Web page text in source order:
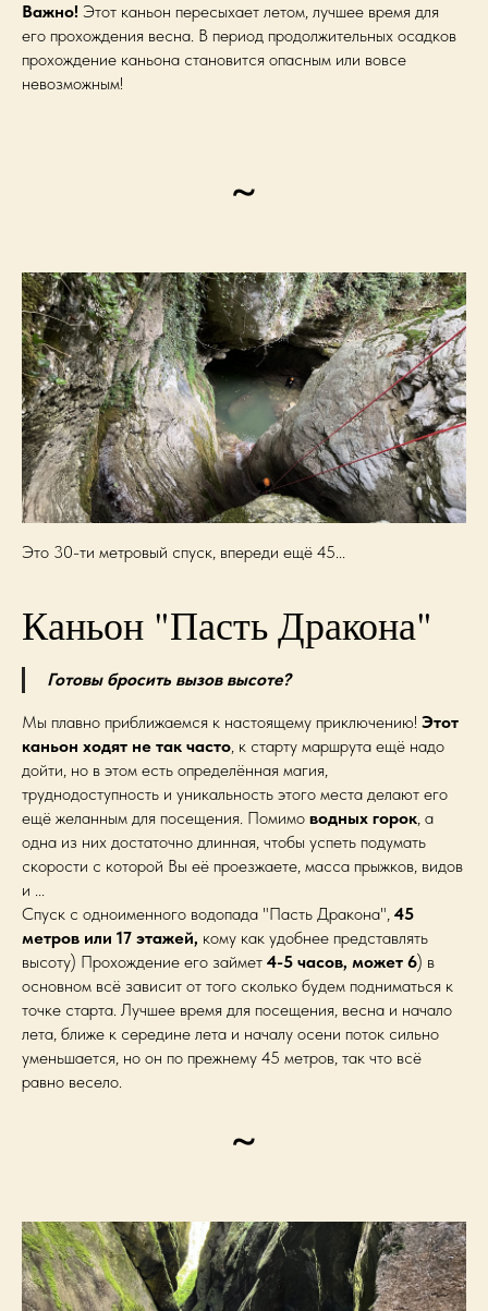
Важно! Этот каньон пересыхает летом, лучшее время для
его прохождения весна. В период продолжительных осадков
прохождение каньона становится опасным или вовсе
невозможным!
~
Это 30-ти метровый спуск, впереди ещё 45...
Каньон "Пасть Дракона"
Готовы бросить вызов высоте?
Мы плавно приближаемся к настоящему приключению! Этот
каньон ходят не так часто , к старту маршрута ещё надо
дойти, но в этом есть определённая магия,
труднодоступность и уникальность этого места делают его
ещё желанным для посещения. Помимо водных горок , а
одна из них достаточно длинная, чтобы успеть подумать
скорости с которой Вы её проезжаете, масса прыжков, видов
и ...
Спуск с одноименного водопада "Пасть Дракона", 45
метров или 17 этажей, кому как удобнее представлять
высоту) Прохождение его займет 4-5 часов, может 6) в
основном всё зависит от того сколько будем подниматься к
точке старта. Лучшее время для посещения, весна и начало
лета, ближе к середине лета и началу осени поток сильно
уменьшается, но он по прежнему 45 метров, так что всё
равно весело.
~